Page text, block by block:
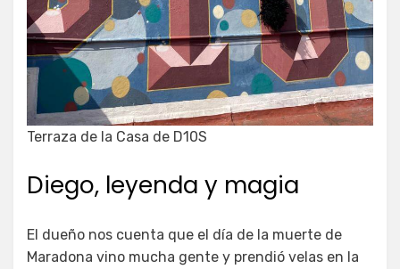
Terraza de la Casa de D10S
Diego, leyenda y magia
El dueño nos cuenta que el día de la muerte de
Maradona vino mucha gente y prendió velas en la